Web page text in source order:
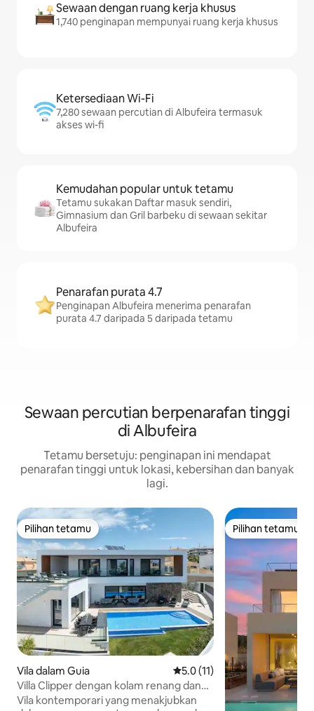
Sewaan dengan ruang kerja khusus
1,740 penginapan mempunyai ruang kerja khusus
Ketersediaan Wi-Fi
7,280 sewaan percutian di Albufeira termasuk
akses wi-fi
Kemudahan popular untuk tetamu
Tetamu sukakan Daftar masuk sendiri,
Gimnasium dan Gril barbeku di sewaan sekitar
Albufeira
Penarafan purata 4.7
Penginapan Albufeira menerima penarafan
purata 4.7 daripada 5 daripada tetamu
Sewaan percutian berpenarafan tinggi
di Albufeira
Tetamu bersetuju: penginapan ini mendapat
penarafan tinggi untuk lokasi, kebersihan dan banyak
lagi.
Pilihan tetamu
Pilihan tetamu
Vila dalam Guia Penarafan purata 5.0
5.0 (11)
Villa Clipper dengan kolam renang dan
pemandangan laut
Vila kontemporari yang menakjubkan
Pilihan tetamu
Pilihan tetamu